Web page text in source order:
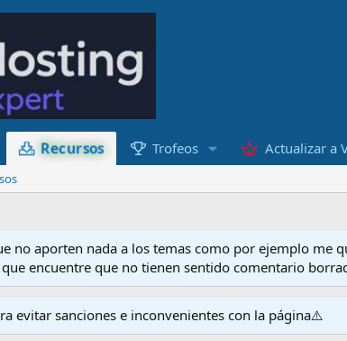
Recursos Trofeos Actualizar a
no aporten nada a los temas como por ejemplo
encuentre que no tienen sentido comentario
evitar sanciones e inconvenientes con la página⚠️